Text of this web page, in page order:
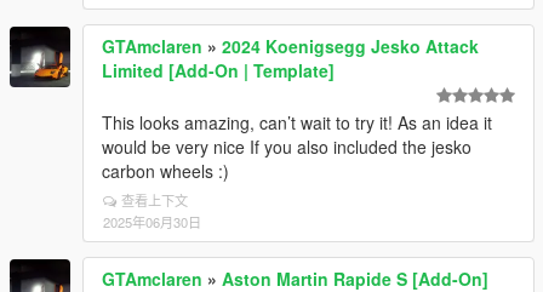
GTAmclaren » 2024 Koenigsegg Jesko Attack
Limited [Add-On | Template]
This looks amazing, can’t wait to try it! As an idea it
would be very nice If you also included the jesko
carbon wheels :)
查看上下文
2025年06月30日
GTAmclaren » Aston Martin Rapide S [Add-On]